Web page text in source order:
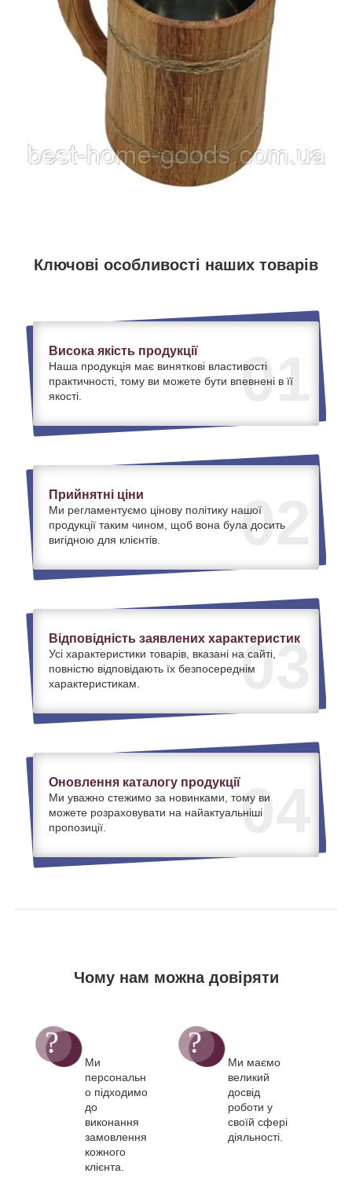
Ключові особливості наших товарів
01
Висока якість продукції
Наша продукція має виняткові властивості
практичності, тому ви можете бути впевнені в її
якості.
02
Прийнятні ціни
Ми регламентуємо цінову політику нашої
продукції таким чином, щоб вона була досить
вигідною для клієнтів.
03
Відповідність заявлених характеристик
Усі характеристики товарів, вказані на сайті,
повністю відповідають їх безпосереднім
характеристикам.
04
Оновлення каталогу продукції
Ми уважно стежимо за новинками, тому ви
можете розраховувати на найактуальніші
пропозиції.
Чому нам можна довіряти
Ми
персональн
о підходимо
до
виконання
замовлення
кожного
клієнта.
Ми маємо
великий
досвід
роботи у
своїй сфері
діяльності.